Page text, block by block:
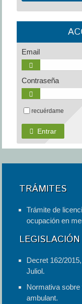
Email
Contraseña
recuérdame
Entrar
TRÁMITES
Trámite de
ocupación en
LEGISLACIÓN
Decret 162/
Juliol.
Normativa sobre
ambulant.